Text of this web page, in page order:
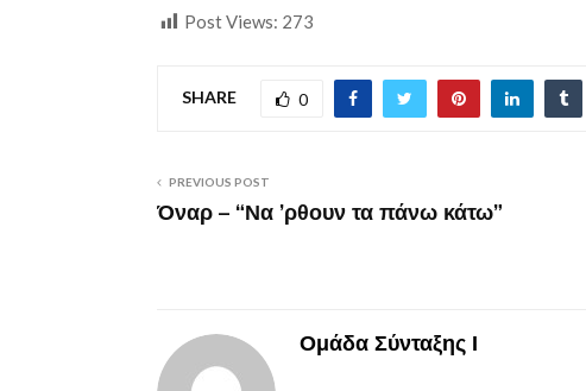
Post Views: 273
SHARE 0
PREVIOUS POST
Όναρ – “Να ’ρθουν τα πάνω κάτω”
Ομάδα Σύνταξης Ι